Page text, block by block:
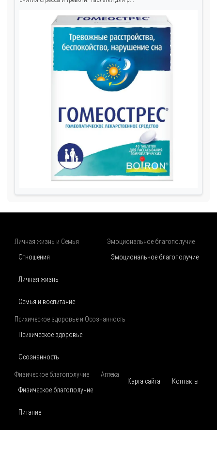
Личная жизнь и Семья
Отношения
Личная жизнь
Семья и воспитание
Эмоциональное благополучие
Эмоциональное благополучие
Психическое здоровье и Осознанность
Психическое здоровье
Осознанность
Физическое благополучие
Физическое благополучие
Питание
Аптека
Карта сайта
Контакты